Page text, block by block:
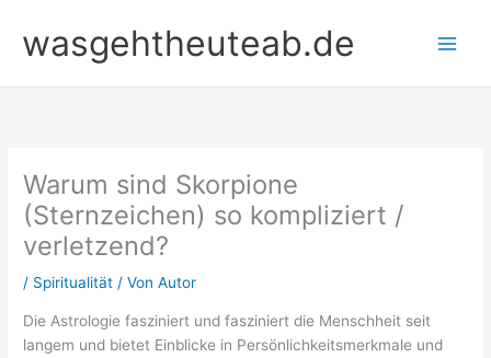
Inhalt
springen
wasgehtheuteab.de
Warum sind Skorpione
(Sternzeichen) so kompliziert /
verletzend?
/ Spiritualität / VonAutor
Die Astrologie fasziniert und fasziniert die Menschheit seit
langem und bietet Einblicke in Persönlichkeitsmerkmale und